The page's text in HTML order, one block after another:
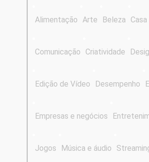
Alimentação Arte Beleza Casa
Comunicação Criatividade
Edição de Vídeo Desempenho
Empresas e negócios
Jogos Música e áudio